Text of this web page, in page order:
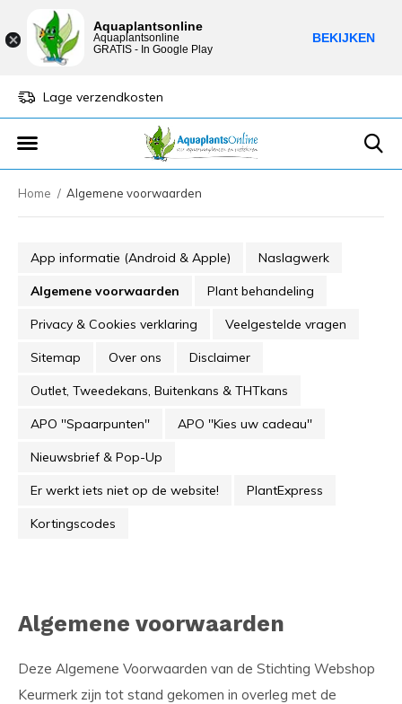
Lage verzendkosten
Home Algemene voorwaarden
App informatie (Android & Apple) Naslagwerk
Algemene voorwaarden Plant behandeling
Privacy & Cookies verklaring Veelgestelde vragen
Sitemap Over ons Disclaimer
Outlet, Tweedekans, Buitenkans & THTkans
APO ''Spaarpunten'' APO ''Kies uw cadeau''
Nieuwsbrief & Pop-Up
Er werkt iets niet op de website! PlantExpress
Kortingscodes
Algemene voorwaarden
Deze Algemene Voorwaarden van de Stichting Webshop
Keurmerk zijn tot stand gekomen in overleg met de
Aquaplantsonline
Aquaplantsonline
GRATIS - In Google Play
BEKIJKEN